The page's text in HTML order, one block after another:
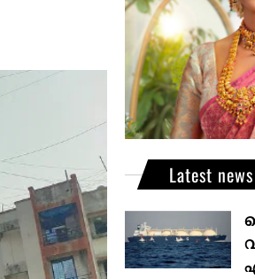
Latest news